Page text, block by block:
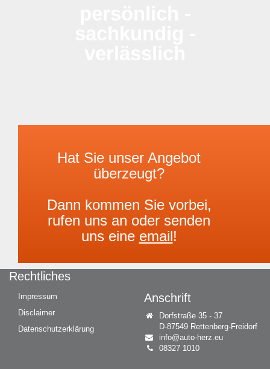
Hat Sie unser Angebot
überzeugt?
Dann kommen Sie vorbei,
rufen uns an oder senden
uns eine email!
Rechtliches
Impressum
Disclaimer
Datenschutzerklärung
Anschrift
Dorfstraße 35 - 37
D-87549 Rettenberg-Freidorf
info@auto-herz.eu
08327 1010